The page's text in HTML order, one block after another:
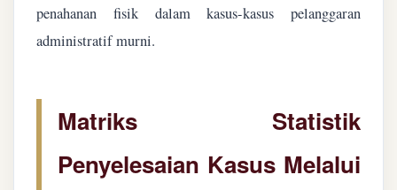
penahanan fisik dalam kasus-kasus pelanggaran
administratif murni.
Matriks Statistik
Penyelesaian Kasus Melalui